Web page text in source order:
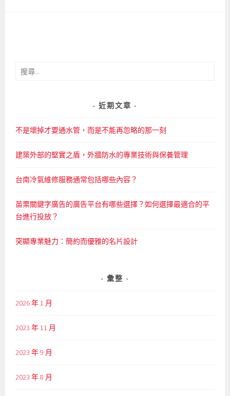
搜
近期文章
不是壞掉才要通水管，而是不能再忽略的那一刻
建築外部的堅實之盾，外牆防水的專業技術與保養管理
台南冷氣維修服務通常包括哪些內容？
苗栗關鍵字廣告的廣告平台有哪些選擇？如何選擇最適合的平
台進行投放？
突顯專業魅力：簡約而優雅的名片設計
彙整
2026 年 1 月
2023 年 11 月
2023 年 9 月
2023 年 8 月